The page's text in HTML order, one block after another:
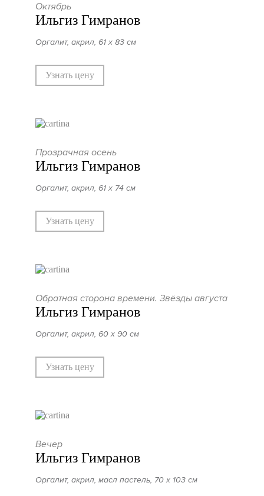
Октябрь
Ильгиз Гимранов
Оргалит, акрил, 61 х 83 см
Узнать цену
Прозрачная осень
Ильгиз Гимранов
Оргалит, акрил, 61 х 74 см
Узнать цену
Обратная сторона времени. Звёзды августа
Ильгиз Гимранов
Оргалит, акрил, 60 х 90 см
Узнать цену
Вечер
Ильгиз Гимранов
Оргалит, акрил, масл пастель, 70 х 103 см